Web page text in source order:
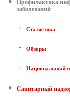
Профилактика
заболеваний
Статистика
Обзоры
Национальный
Санитарный